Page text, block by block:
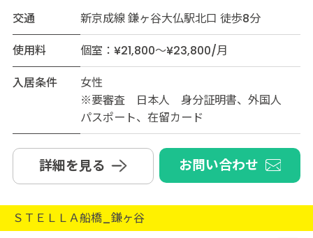
交通
新京成線 鎌ヶ谷大仏駅北口 徒歩8分
使用料
個室：¥21,800～¥23,800/月
入居条件
女性
※要審査 日本人 身分証明書、外国人
パスポート、在留カード
詳細を見る お問い合わせ
ＳＴＥＬＬＡ船橋_鎌ヶ谷